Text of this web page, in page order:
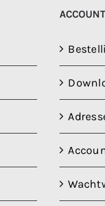
ACCOUNT